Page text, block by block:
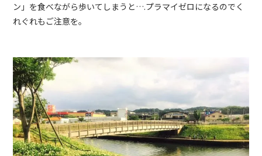
ン」を食べながら歩いてしまうと….プラマイゼロになるのでく
れぐれもご注意を。